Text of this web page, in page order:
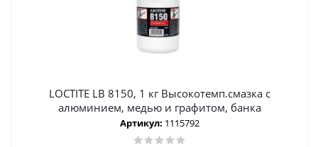
LOCTITE LB 8150, 1 кг Высокотемп.смазка с
алюминием, медью и графитом, банка
Артикул: 1115792